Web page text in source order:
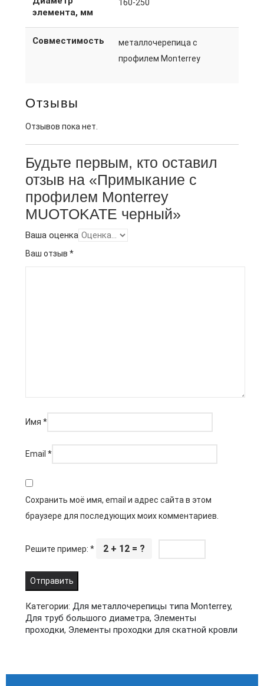
элемента, мм
160-250
Совместимость
металлочерепица с
профилем Monterrey
Отзывы
Отзывов пока нет.
Будьте первым, кто оставил
отзыв на «Примыкание с
профилем Monterrey
MUOTOKATE черный»
Ваша оценка
Ваш отзыв *
Имя *
Email *
Сохранить моё имя, email и адрес сайта в этом
браузере для последующих моих комментариев.
Решите пример: * 2 + 12 = ?
Категории: Для металлочерепицы типа Monterrey,
Для труб большого диаметра, Элементы
проходки, Элементы проходки для скатной кровли